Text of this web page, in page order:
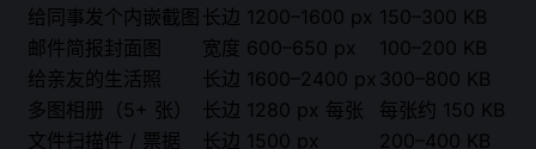
给同事发个内嵌截图 长边 1200–1600 px 150–300 KB
邮件简报封面图
宽度 600–650 px
100–200 KB
给亲友的生活照
长边 1600–2400 px 300–800 KB
多图相册（5+ 张）
长边 1280 px 每张
每张约 150 KB
文件扫描件 / 票据
长边 1500 px 200–400 KB